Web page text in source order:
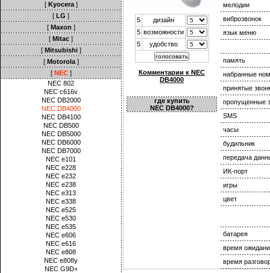
[ Kyocera]
[ LG ]
[ Maxon ]
[ Mitac ]
[ Mitsubishi]
[ Motorola]
[ NEC]
NEC 802
NEC c616v
NEC DB2000
NEC DB4000
NEC DB4100
NEC DB500
NEC DB5000
NEC DB6000
NEC DB7000
NEC e101
NEC e228
NEC e232
NEC e238
NEC e313
NEC e338
NEC e525
NEC e530
NEC e535
NEC e606
NEC e616
NEC e808
NEC e808y
NEC G9D+
5
дизайн
5 возможности
5
удобство
Комментарии к NEC
DB4000
где купить
NEC DB4000?
мелодии
виброзвонок
язык меню
память
набранные
принятые
пропущенные
SMS
часы
будильник
передача
ИК-порт
игры
цвет
батарея
время
время